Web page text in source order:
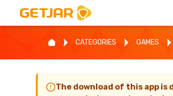
CATEGORIES GAMES
The download of this app is